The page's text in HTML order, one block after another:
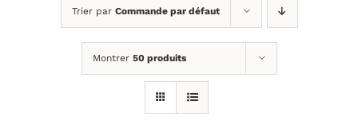
Trier par Commande par défaut
Montrer 50 produits